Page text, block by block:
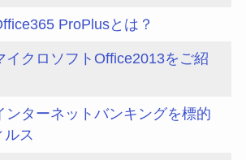
ProPlusとは？
イクロソフトOffice2013をご紹
ンターネットバンキングを標的
ルス